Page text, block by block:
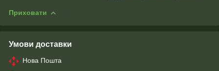
Приховати
Умови доставки
Нова Пошта